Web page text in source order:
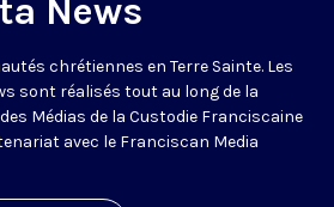
News
chrétiennes en Terre Sainte. Les
sont réalisés tout au long de la
Médias de la Custodie Franciscaine
avec le Franciscan Media